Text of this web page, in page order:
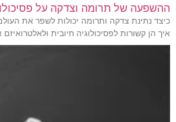
ההשפעה של תרומה וצדקה על
כיצד נתינת צדקה ותרומה יכולות לשפר את
איך הן קשורות לפסיכולוגיה חיובית